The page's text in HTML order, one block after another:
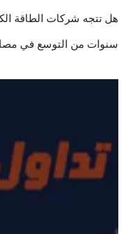
هل تتجه شركات الطاقة
سنوات من التوسع في